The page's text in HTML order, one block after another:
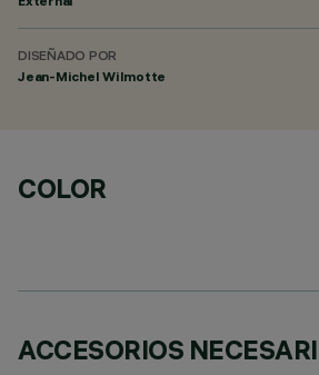
DISEÑADO POR
Jean-Michel Wilmotte
COLOR
ACCESORIOS